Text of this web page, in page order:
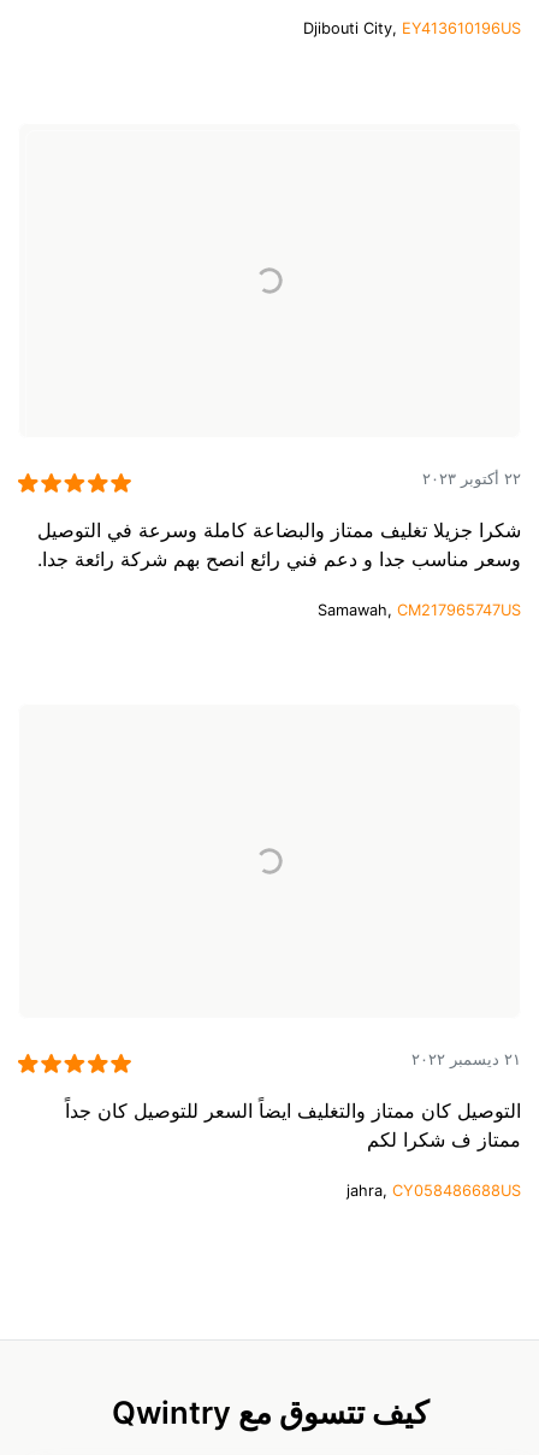
Djibouti City, EY413610196US
٢٢ أكتوبر ٢٠٢٣
شكرا جزيلا تغليف ممتاز والبضاعة كاملة وسرعة في التوصيل
وسعر مناسب جدا و دعم فني رائع انصح بهم شركة رائعة جدا.
Samawah, CM217965747US
٢١ ديسمبر ٢٠٢٢
التوصيل كان ممتاز والتغليف ايضاً السعر للتوصيل كان جداً
ممتاز ف شكرا لكم
jahra, CY058486688US
كيف تتسوق مع Qwintry